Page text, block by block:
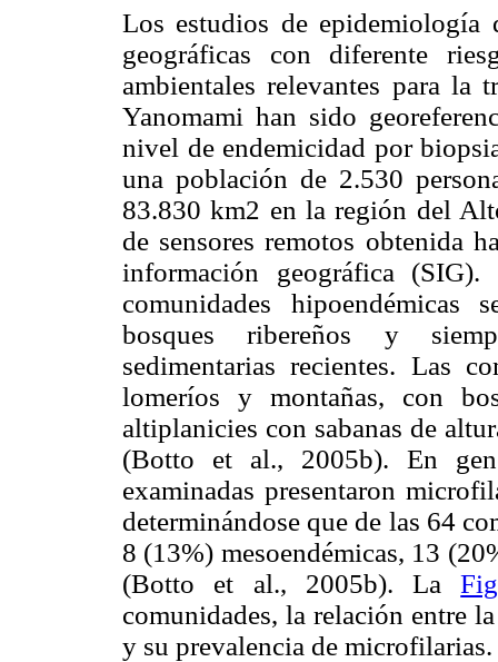
Los estudios de epidemiología
geográficas con diferente
ambientales relevantes para la
Yanomami han sido
nivel de endemicidad por
una población de 2.530
83.830 km2 en la región del
de sensores remotos obtenida
información geográfica
comunidades
bosques ribereños y
sedimentarias recientes. Las
lomeríos y montañas, con
altiplanicies con sabanas de
(Botto et al., 2005b). En
examinadas presentaron
determinándose que de las 64
8 (13%) mesoendémicas, 13
(Botto et al., 2005b). La
comunidades, la relación entre
y su prevalencia de microfilarias.